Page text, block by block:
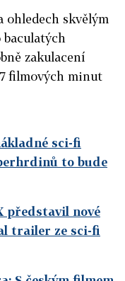
ohledech skvělým
zakulacení
filmových minut
sci-fi
to bude
představil nové
trailer ze sci-fi